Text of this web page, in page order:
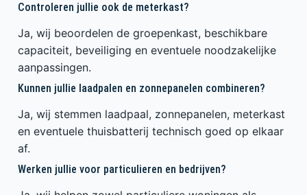
Controleren jullie ook de meterkast?
Ja, wij beoordelen de groepenkast, beschikbare
capaciteit, beveiliging en eventuele noodzakelijke
aanpassingen.
Kunnen jullie laadpalen en zonnepanelen combineren?
Ja, wij stemmen laadpaal, zonnepanelen, meterkast
en eventuele thuisbatterij technisch goed op elkaar
af.
Werken jullie voor particulieren en bedrijven?